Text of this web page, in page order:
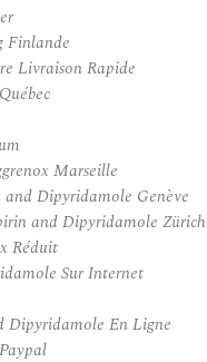
Finlande
Livraison Rapide
Marseille
Dipyridamole Genève
and Dipyridamole Zürich
Réduit
Sur Internet
Dipyridamole En Ligne